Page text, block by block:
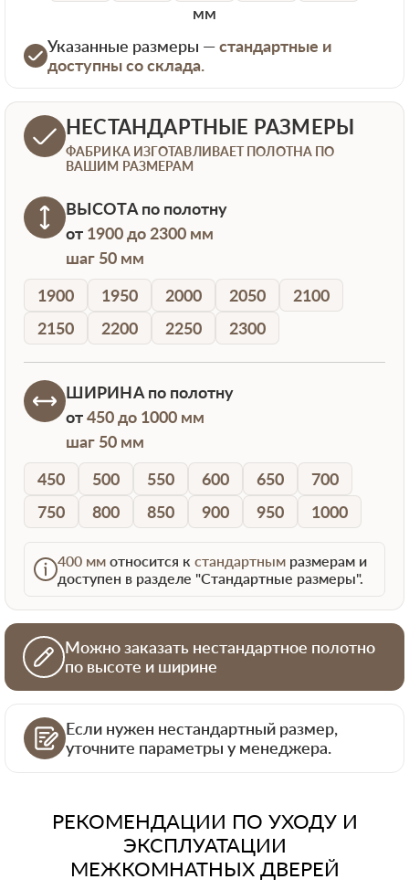
мм
Указанные размеры —стандартные и
доступны со склада.
НЕСТАНДАРТНЫЕ РАЗМЕРЫ
ФАБРИКА ИЗГОТАВЛИВАЕТ ПОЛОТНА ПО
ВАШИМ РАЗМЕРАМ
ВЫСОТАпо полотну
от 1900 до 2300 мм
шаг 50 мм
1900
1950 2000 2050
2100
2150
2200 2250 2300
ШИРИНАпо полотну
от450 до 1000 мм
шаг 50 мм
450
500 550 600 650
700
750
800 850 900 950 1000
400 мм относится к стандартным размерам и
доступен в разделе "Стандартные размеры".
Можно заказать нестандартное полотно
по высоте и ширине
Если нужен нестандартный размер,
уточните параметры у менеджера.
РЕКОМЕНДАЦИИ ПО УХОДУ И
ЭКСПЛУАТАЦИИ
МЕЖКОМНАТНЫХ ДВЕРЕЙ